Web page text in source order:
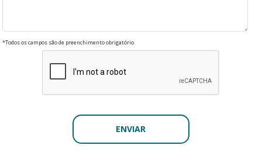
*Todos os campos são de preenchimento obrigatório.